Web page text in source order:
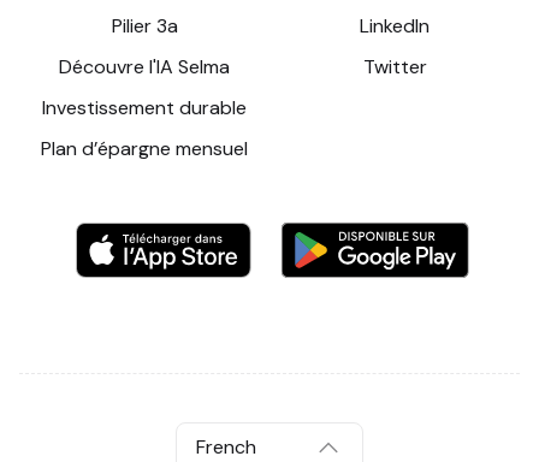
Pilier 3a
Découvre l'IA Selma
Investissement durable
Plan d’épargne mensuel
LinkedIn
Twitter
French